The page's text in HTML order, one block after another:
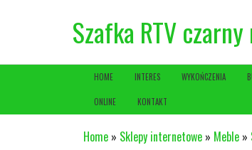
Szafka RTV
HOME INTERES WYKOŃCZENIA
ONLINE KONTAKT
Home » Sklepy internetowe » Meble »